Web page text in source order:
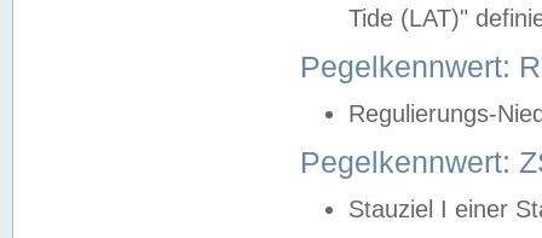
Tide (LAT)"
Pegelkennwert:
Regulierungs-
Pegelkennwert:
Stauziel I einer